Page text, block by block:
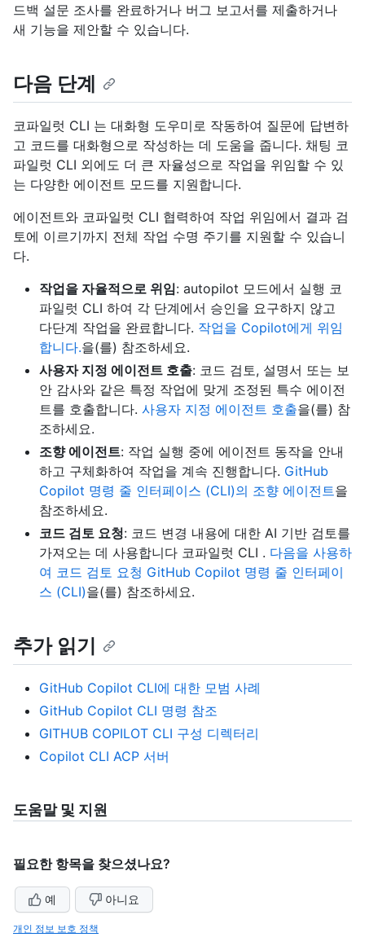
드백 설문 조사를 완료하거나 버그 보고서를 제출하거나
새 기능을 제안할 수 있습니다.
다음 단계
코파일럿 CLI 는 대화형 도우미로 작동하여 질문에 답변하
고 코드를 대화형으로 작성하는 데 도움을 줍니다. 채팅 코
파일럿 CLI 외에도 더 큰 자율성으로 작업을 위임할 수 있
는 다양한 에이전트 모드를 지원합니다.
에이전트와 코파일럿 CLI 협력하여 작업 위임에서 결과 검
토에 이르기까지 전체 작업 수명 주기를 지원할 수 있습니
다.
작업을 자율적으로 위임: autopilot 모드에서 실행 코
파일럿 CLI 하여 각 단계에서 승인을 요구하지 않고
다단계 작업을 완료합니다. 작업을 Copilot에게 위임
합니다.을(를) 참조하세요.
사용자 지정 에이전트 호출: 코드 검토, 설명서 또는 보
안 감사와 같은 특정 작업에 맞게 조정된 특수 에이전
트를 호출합니다. 사용자 지정 에이전트 호출을(를) 참
조하세요.
조향 에이전트: 작업 실행 중에 에이전트 동작을 안내
하고 구체화하여 작업을 계속 진행합니다. GitHub
Copilot 명령 줄 인터페이스 (CLI)의 조향 에이전트을
참조하세요.
코드 검토 요청: 코드 변경 내용에 대한 AI 기반 검토를
가져오는 데 사용합니다 코파일럿 CLI . 다음을 사용하
여 코드 검토 요청 GitHub Copilot 명령 줄 인터페이
스 (CLI)을(를) 참조하세요.
추가 읽기
GitHub Copilot CLI에 대한 모범 사례
GitHub Copilot CLI 명령 참조
GITHUB COPILOT CLI 구성 디렉터리
Copilot CLI ACP 서버
도움말 및 지원
필요한 항목을 찾으셨나요?
예 아니요
개인 정보 보호 정책